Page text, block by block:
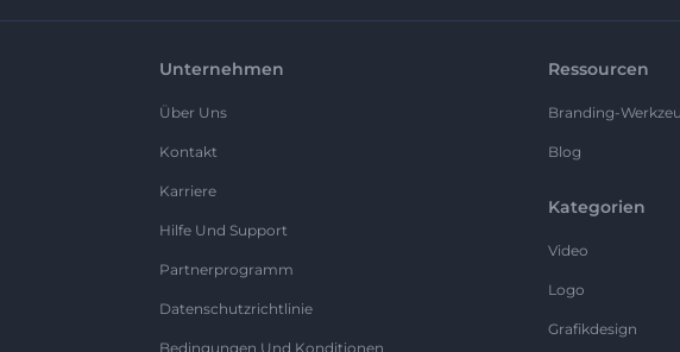
Unternehmen
Über Uns
Kontakt
Karriere
Hilfe Und Support
Partnerprogramm
Datenschutzrichtlinie
Bedingungen Und Konditionen
Ressourcen
Branding-
Blog
Kategorien
Video
Logo
Grafikdesign